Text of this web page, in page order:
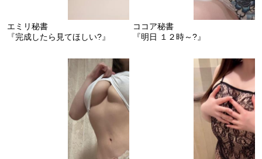
エミリ秘書
『完成したら見てほしい?』
ココア秘書
『明日 １２時～?』